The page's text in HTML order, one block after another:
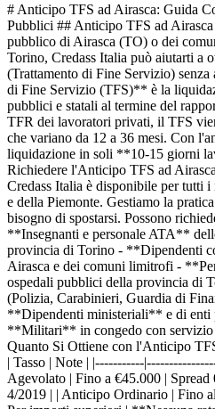
# Anticipo TFS ad Airasca: Guida
Pubblici ## Anticipo TFS ad
pubblico di Airasca (TO) o dei
Torino, Credass Italia può aiutarti a
(Trattamento di Fine Servizio)
di Fine Servizio (TFS)** è la
pubblici e statali al termine del
TFR dei lavoratori privati, il TFS
che variano da 12 a 36 mesi. Con
liquidazione in soli **10-15 giorni
Richiedere l'Anticipo TFS ad
Credass Italia è disponibile per tutti
e della Piemonte. Gestiamo la
bisogno di spostarsi. Possono
**Insegnanti e personale ATA**
provincia di Torino - **Dipendenti
Airasca e dei comuni limitrofi -
ospedali pubblici della provincia di
(Polizia, Carabinieri, Guardia di
**Dipendenti ministeriali** e di enti
**Militari** in congedo con servizio
Quanto Si Ottiene con l'Anticipo
| Tasso | Note | |-----------
Agevolato | Fino a €45.000 |
4/2019 | | Anticipo Ordinario | Fino